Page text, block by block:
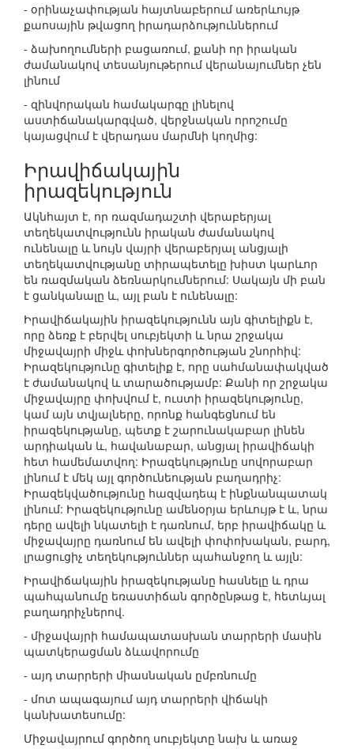
- օրինաչափության հայտնաբերում առերևույթ
քաոսային թվացող իրադարձություններում
- ձախողումների բացառում, քանի որ իրական
ժամանակով տեսանյութերում վերանայումներ չեն
լինում
- զինվորական համակարգը լինելով
աստիճանակարգված, վերջնական որոշումը
կայացվում է վերադաս մարմնի կողմից:
Իրավիճակային
իրազեկություն
Ակնհայտ է, որ ռազմադաշտի վերաբերյալ
տեղեկատվությունն իրական ժամանակով
ունենալը և նույն վայրի վերաբերյալ անցյալի
տեղեկատվությանը տիրապետելը խիստ կարևոր
են ռազմական ձեռնարկումներում: Սակայն մի բան
է ցանկանալը և, այլ բան է ունենալը:
Իրավիճակային իրազեկությունն այն գիտելիքն է,
որը ձեռք է բերվել սուբյեկտի և նրա շրջակա
միջավայրի միջև փոխներգործության շնորհիվ:
Իրազեկությունը գիտելիք է, որը սահմանափակված
է ժամանակով և տարածությամբ: Քանի որ շրջակա
միջավայրը փոխվում է, ուստի իրազեկությունը,
կամ այն տվյալները, որոնք հանգեցնում են
իրազեկությանը, պետք է շարունակաբար լինեն
արդիական և, հավանաբար, անցյալ իրավիճակի
հետ համեմատվող: Իրազեկությունը սովորաբար
լինում է մեկ այլ գործունեության բաղադրիչ:
Իրազեկվածությունը հազվադեպ է ինքնանպատակ
լինում: Իրազեկությունը ամենօրյա երևույթ է և, նրա
դերը ավելի նկատելի է դառնում, երբ իրավիճակը և
միջավայրը դառնում են ավելի փոփոխական, բարդ,
լրացուցիչ տեղեկություններ պահանջող և այլն:
Իրավիճակային իրազեկությանը հասնելը և դրա
պահպանումը եռաստիճան գործընթաց է, հետևյալ
բաղադրիչներով.
- միջավայրի համապատասխան տարրերի մասին
պատկերացման ձևավորումը
- այդ տարրերի միասնական ըմբռնումը
- մոտ ապագայում այդ տարրերի վիճակի
կանխատեսումը:
Միջավայրում գործող սուբյեկտը նախ և առաջ